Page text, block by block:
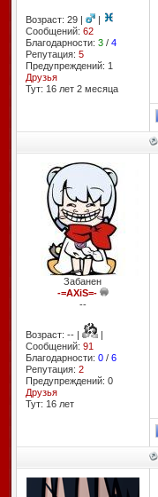
Возраст: 29 |
|
Сообщений: 62
Благодарности: 3/ 4
Репутация: 5
Предупреждений: 1
Друзья
Тут: 16 лет 2 месяцa
Забанен
-=AXiS=-
--
Возраст: -- |
|
Сообщений: 91
Благодарности: 0/ 6
Репутация: 2
Предупреждений: 0
Друзья
Тут: 16 лет